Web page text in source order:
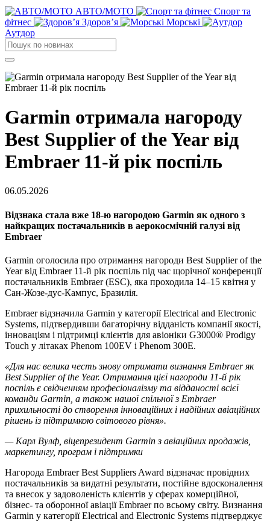
АВТО/МОТО
Спорт та
фітнес
Здоровʼя
Морські
Аутдор
Garmin отримала нагороду
Best Supplier of the Year від
Embraer 11-й рік поспіль
06.05.2026
Відзнака стала вже 18-ю нагородою Garmin як одного з
найкращих постачальників в аерокосмічній галузі від
Embraer
Garmin оголосила про отримання нагороди Best Supplier of the
Year від Embraer 11-й рік поспіль під час щорічної конференції
постачальників Embraer (ESC), яка проходила 14–15 квітня у
Сан-Жозе-дус-Кампус, Бразилія.
Embraer відзначила Garmin у категорії Electrical and Electronic
Systems, підтвердивши багаторічну відданість компанії якості,
інноваціям і підтримці клієнтів для авіоніки G3000® Prodigy
Touch у літаках Phenom 100EV і Phenom 300E.
«Для нас велика честь знову отримати визнання Embraer як
Best Supplier of the Year. Отримання цієї нагороди 11-й рік
поспіль є свідченням професіоналізму та відданості всієї
команди Garmin, а також нашої спільної з Embraer
прихильності до створення інноваційних і надійних авіаційних
рішень із підтримкою світового рівня».
— Карл Вулф, віцепрезидент Garmin з авіаційних продажів,
маркетингу, програм і підтримки
Нагорода Embraer Best Suppliers Award відзначає провідних
постачальників за видатні результати, постійне вдосконалення
та внесок у задоволеність клієнтів у сферах комерційної,
бізнес- та оборонної авіації Embraer по всьому світу. Визнання
Garmin у категорії Electrical and Electronic Systems підтверджує